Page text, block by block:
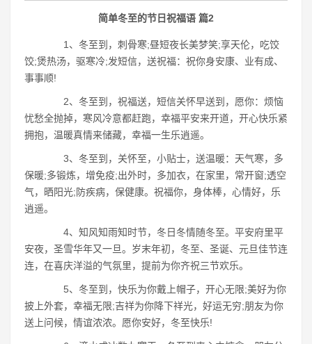
简单冬至的节日祝福语 篇2
1、冬至到，刺骨寒;昼短夜长美梦笑;享天伦，吃饺
饺;煲热汤，驱寒冷;发短信，送祝福：祝你身安康、业有成、
事事顺!
2、冬至到，祝福送，短信关怀早送到，愿你：烦恼
忧愁全抛掉，寒风冷意都赶跑，幸福平安来开道，开心快乐紧
拥抱，温暖真情来储藏，幸福一生乐逍遥。
3、冬至到，关怀至，小贴士，送温暖：天气寒，多
保暖;多锻炼，增免疫;出外时，多加衣，在家里，常开窗;透空
气，晒阳光;防疾病，保健康。祝福你，身体棒，心情好，乐
逍遥。
4、知风知雨知时节，冬日冬情随冬至。平安府里平
安夜，圣雪华年又一旦。岁末年初，冬至、圣诞、元旦佳节连
连，在喜庆洋溢的气氛里，提前为你齐祝三节欢乐。
5、冬至到，快乐为你戴上帽子，开心无限;美好为你
披上外套，幸福无限;吉祥为你降下祥光，好运无穷;朋友为你
送上问候，情谊浓浓。愿你安好，冬至快乐!